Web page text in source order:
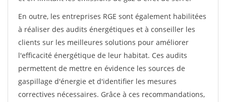
En outre, les entreprises RGE sont également habilitées
à réaliser des audits énergétiques et à conseiller les
clients sur les meilleures solutions pour améliorer
l'efficacité énergétique de leur habitat. Ces audits
permettent de mettre en évidence les sources de
gaspillage d'énergie et d'identifier les mesures
correctives nécessaires. Grâce à ces recommandations,